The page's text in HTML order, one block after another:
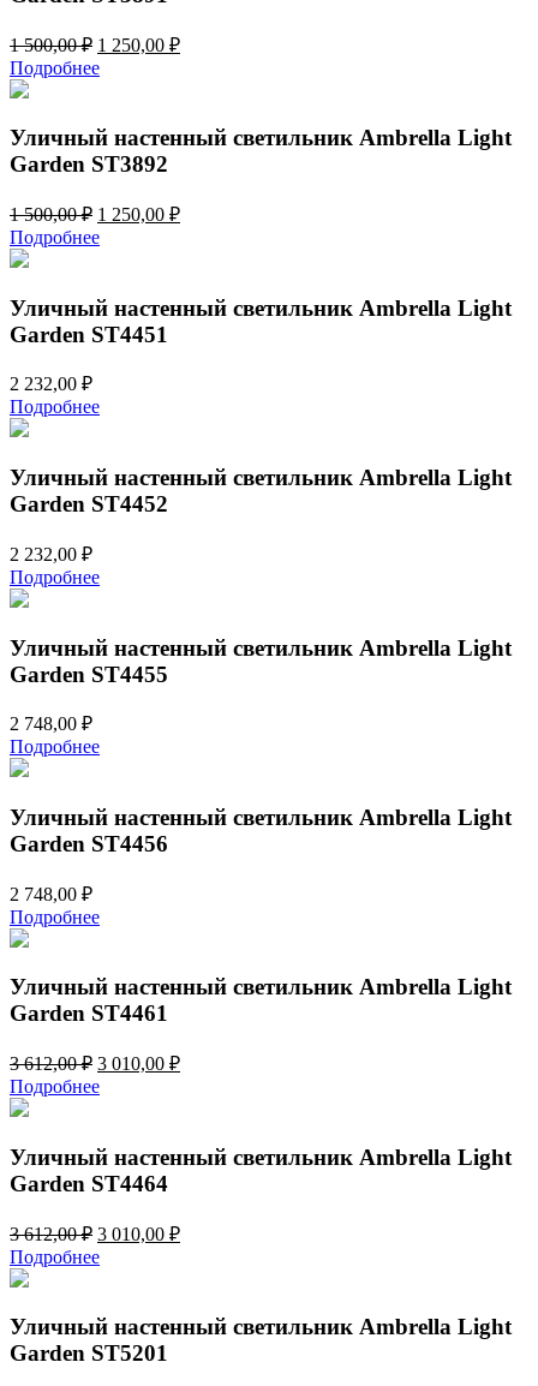
1 500,00₽ Первоначальная
цена
составляла
500,00 ₽.
1 250,00 ₽Текущая
Подробнее
Уличный настенный светильник Ambrella Light
Garden ST3892
1 500,00₽ Первоначальная
цена
составляла
500,00 ₽.
1 250,00 ₽Текущая
Подробнее
Уличный настенный светильник Ambrella Light
Garden ST4451
2 232,00 ₽
Подробнее
Уличный настенный светильник Ambrella Light
Garden ST4452
2 232,00 ₽
Подробнее
Уличный настенный светильник Ambrella Light
Garden ST4455
2 748,00 ₽
Подробнее
Уличный настенный светильник Ambrella Light
Garden ST4456
2 748,00 ₽
Подробнее
Уличный настенный светильник Ambrella Light
Garden ST4461
3 612,00₽ Первоначальная
цена
составляла
612,00 ₽.
3 010,00 ₽Текущая
Подробнее
Уличный настенный светильник Ambrella Light
Garden ST4464
3 612,00₽ Первоначальная
цена
составляла
612,00 ₽.
3 010,00 ₽Текущая
Подробнее
Уличный настенный светильник Ambrella Light
Garden ST5201